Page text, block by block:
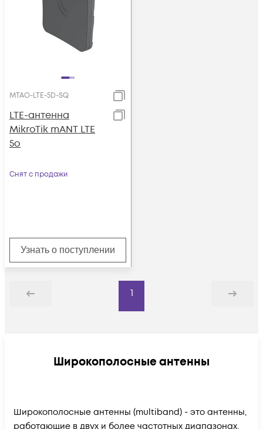
MTAO-LTE-5D-SQ
LTE-антенна
MikroTik mANT LTE
5o
Снят с продажи
Узнать о поступлении
Назад
1
Дальше
Широкополосные антенны
Широкополосные антенны (multiband) - это антенны,
работающие в двух и более частотных диапазонах.